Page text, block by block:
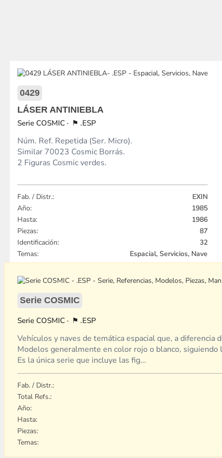
0429
LÁSER ANTINIEBLA
COSMIC
.ESP
Núm. Ref. Repetida (Ser. Micro).
Similar 70023 Cosmic Borrás.
2 Figuras Cosmic verdes.
Fab. / Distr.:
EXIN
Año:
1985
Hasta:
1986
Piezas:
87
Identificación:
32
Temas:
Espacial, Servicios, Nave
Serie COSMIC
COSMIC .ESP
Vehículos y naves de temática espacial que, a
Modelos generalmente en color rojo o blanco,
Es la única serie que incluye las fig...
Fab. / Distr.:
Total Refs.:
Año:
Hasta:
Piezas:
Temas: